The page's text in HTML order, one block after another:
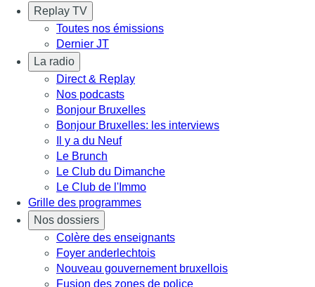
Replay TV
Toutes nos émissions
Dernier JT
La radio
Direct & Replay
Nos podcasts
Bonjour Bruxelles
Bonjour Bruxelles: les interviews
Il y a du Neuf
Le Brunch
Le Club du Dimanche
Le Club de l'Immo
Grille des programmes
Nos dossiers
Colère des enseignants
Foyer anderlechtois
Nouveau gouvernement bruxellois
Fusion des zones de police